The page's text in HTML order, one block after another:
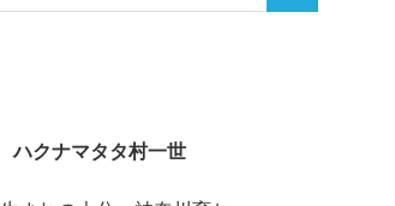
ハクナマタタ村一世